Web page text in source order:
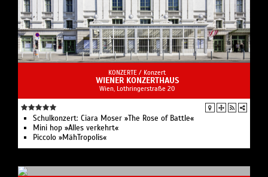
KONZERTE / Konzert
WIENER KONZERTHAUS
Wien, Lothringerstraße 20
Schulkonzert: Ciara Moser »The Rose of Battle«
Mini hop »Alles verkehrt«
Piccolo »MähTropolis«